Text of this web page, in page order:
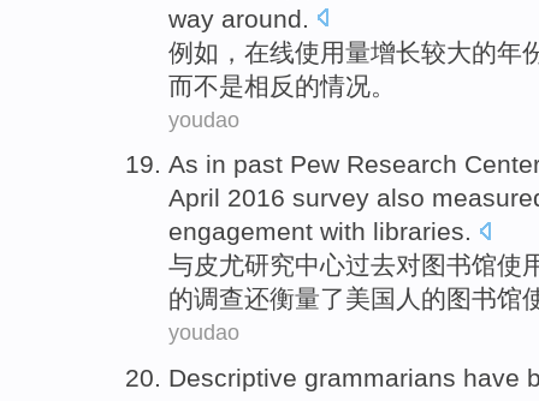
way around.
例如 ， 在线使用量增长较大的年
而不是相反的情况。
youdao
As in past Pew Research
April 2016 survey also
engagement with libraries.
与皮尤研究中心过去对图书馆使
的调查还衡量了美国人 的图书馆
youdao
Descriptive grammarians have